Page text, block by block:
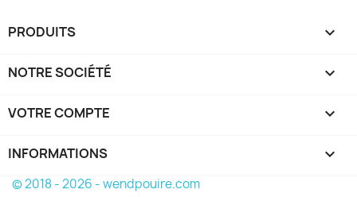
PRODUITS 
NOTRE SOCIÉTÉ 
VOTRE COMPTE 
INFORMATIONS keyboard_arrow_down
© 2018 - 2026 - wendpouire.com